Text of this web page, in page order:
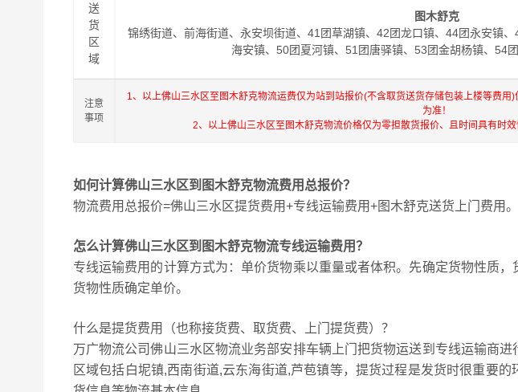
送
货
区
域
图木舒克
锦绣街道、前海街道、永安坝街道、41团草湖镇、42团龙口镇、44团永安镇
海安镇、50团夏河镇、51团唐驿镇、53团金胡杨镇、54
注意
事项
1、以上佛山三水区至图木舒克物流运费仅为站到站报价(不含取货送货存储包装上楼等费
为准！
2、以上佛山三水区至图木舒克物流价格仅为零担散货报价、且时间具有时
如何计算佛山三水区到图木舒克物流费用总报价？
物流费用总报价=佛山三水区提货费用+专线运输费用+图木舒克送货上门费用。
怎么计算佛山三水区到图木舒克物流专线运输费用？
专线运输费用的计算方式为：单价货物乘以重量或者体积。先确定货物性质
货物性质确定单价。
什么是提货费用（也称接货费、取货费、上门提货费）？
万广物流公司佛山三水区物流业务部安排车辆上门把货物运送到专线运输商
区域包括白坭镇,西南街道,云东海街道,芦苞镇等，提货过程是发货时很重要